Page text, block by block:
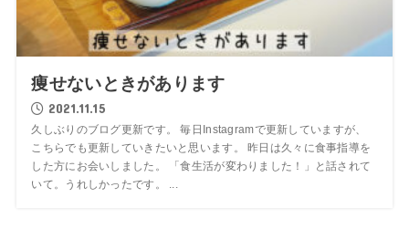
痩せないときがあります
2021.11.15
久しぶりのブログ更新です。 毎日Instagramで更新していますが、
こちらでも更新していきたいと思います。 昨日は久々に食事指導を
した方にお会いしました。 「食生活が変わりました！」と話されて
いて。うれしかったです。 ...